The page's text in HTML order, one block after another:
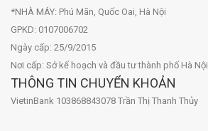
*NHÀ MÁY: Phú Mãn, Quốc Oai, Hà Nội
GPKD: 0107006702
Ngày cấp: 25/9/2015
Nơi cấp: Sở kế hoạch và đầu tư thành phố Hà Nội
THÔNG TIN CHUYỂN KHOẢN
VietinBank 103868843078 Trần Thị Thanh Thủy